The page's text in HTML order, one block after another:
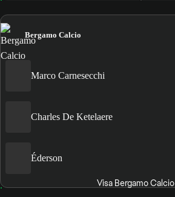
Bergamo Calcio
Marco Carnesecchi
Charles De Ketelaere
Éderson
Visa Bergamo Calcio